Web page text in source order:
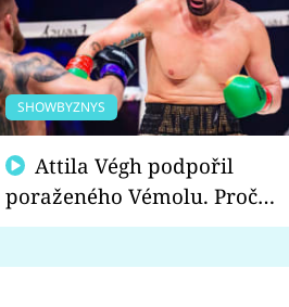
SHOWBYZNYS
poraženého Vémolu. Proč
chce raději zápasit s ním než